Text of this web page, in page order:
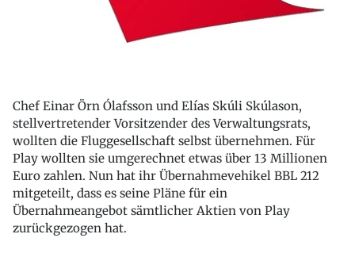
Chef Einar Örn Ólafsson und Elías Skúli Skúlason,
stellvertretender Vorsitzender des Verwaltungsrats,
wollten die Fluggesellschaft selbst übernehmen. Für
Play wollten sie umgerechnet etwas über 13 Millionen
Euro zahlen. Nun hat ihr Übernahmevehikel BBL 212
mitgeteilt, dass es seine Pläne für ein
Übernahmeangebot sämtlicher Aktien von Play
zurückgezogen hat.